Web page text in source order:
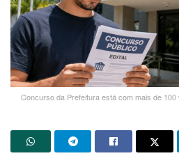
Concurso da Prefeitura está com mais de